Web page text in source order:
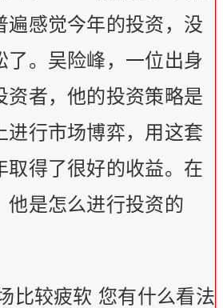
遍感觉今年的投资，没
了。吴险峰，一位出身
资者，他的投资策略是
进行市场博弈，用这套
取得了很好的收益。在
他是怎么进行投资的
比较疲软 您有什么看法